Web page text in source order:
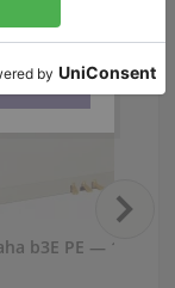
Google